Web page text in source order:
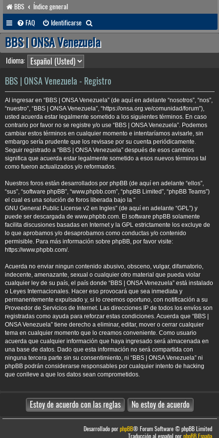
BBS
Índice general
FAQ
Identificarse
u
s
a
r
BBS | ONSA Venezuela
Idioma:
BBS | ONSA Venezuela - Registro
Al ingresar en “BBS | ONSA Venezuela” (de aquí en adelante “nosotros”, “nos”,
“nuestro”, “BBS | ONSA Venezuela”, “https://onsa.org.ve/comunidad/forum”),
usted acuerda estar legalmente sometido a los siguientes términos. En caso
contrario por favor no se registre y/o use “BBS | ONSA Venezuela”. Podemos
cambiar estos términos en cualquier momento e intentaríamos avisarle, sin
embargo sería prudente que los revisase por su cuenta periódicamente.
Seguir registrado a “BBS | ONSA Venezuela” después de esos cambios
significa que acuerda estar legalmente sometido a esos nuevos términos tal
como fueron actualizados y/o reformados.
Nuestros foros están desarrollados por phpBB (de aquí en adelante “ellos”,
“sus”, “software phpBB”, “www.phpbb.com”, “phpBB Limited”, “phpBB Teams”)
el cual es una solución de foros liberada bajo la “
GNU General Public License v2 en Ingles” (de aquí en adelante “GPL”) y
puede ser descargada de www.phpbb.com. El software phpBB solamente
facilita discusiones basadas en Internet y la GPL estrictamente los excluye de
lo que aprobamos y/o desaprobamos como conductas y/o contenido
permisible. Para más información sobre phpBB, por favor visite:
https://www.phpbb.com/.
Acuerda no enviar ningun contenido abusivo, obsceno, vulgar, difamatorio,
indecente, amenazante, sexual o cualquier otro material que pueda violar
cualquier ley de su país, el país donde “BBS | ONSA Venezuela” está instalado
o Leyes Internacionales. Hacer eso provocará que sea inmediata y
permanentemente expulsado y, si lo creemos oportuno, con notificación a su
Proveedor de Servicios de Internet. Las direcciones IP de todos los envíos son
registradas como ayuda para reforzar estas condiciones. Acuerda que “BBS |
ONSA Venezuela” tiene derecho a eliminar, editar, mover o cerrar cualquier
tema en cualquier momento que lo creamos conveniente. Como usuario
acuerda que cualquier información que haya ingresado será almacenada en
una base de datos. Dado que esta información no será compartida con
ninguna tercera parte sin su consentimiento, ni “BBS | ONSA Venezuela” ni
phpBB podrán considerarse responsables por cualquier intento de hacking
que conlleve a que los datos sean comprometidos.
Desarrollado porphpBB® Forum Software © phpBB Limited
Traducción al español porphpBB España